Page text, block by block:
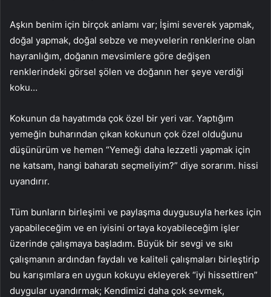
Aşkın benim için birçok anlamı var; İşimi severek yapmak,
doğal yapmak, doğal sebze ve meyvelerin renklerine olan
hayranlığım, doğanın mevsimlere göre değişen
renklerindeki görsel şölen ve doğanın her şeye verdiği
koku…
Kokunun da hayatımda çok özel bir yeri var. Yaptığım
yemeğin buharından çıkan kokunun çok özel olduğunu
düşünürüm ve hemen “Yemeği daha lezzetli yapmak için
ne katsam, hangi baharatı seçmeliyim?” diye sorarım. hissi
uyandırır.
Tüm bunların birleşimi ve paylaşma duygusuyla herkes için
yapabileceğim ve en iyisini ortaya koyabileceğim işler
üzerinde çalışmaya başladım. Büyük bir sevgi ve sıkı
çalışmanın ardından faydalı ve kaliteli çalışmaları birleştirip
bu karışımlara en uygun kokuyu ekleyerek “iyi hissettiren”
duygular uyandırmak; Kendimizi daha çok sevmek,